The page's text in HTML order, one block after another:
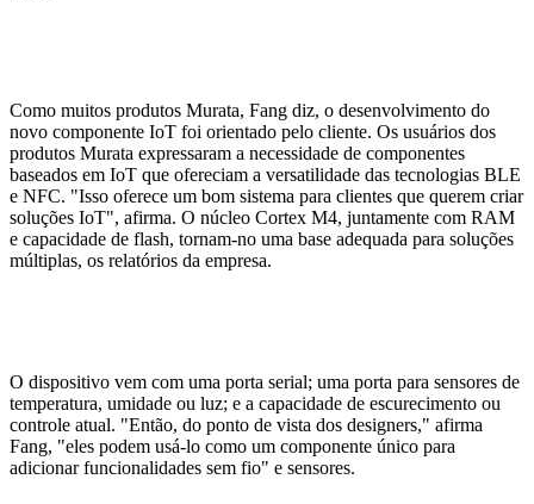
Como muitos produtos Murata, Fang diz, o desenvolvimento do
novo componente IoT foi orientado pelo cliente. Os usuários dos
produtos Murata expressaram a necessidade de componentes
baseados em IoT que ofereciam a versatilidade das tecnologias BLE
e NFC. "Isso oferece um bom sistema para clientes que querem criar
soluções IoT", afirma. O núcleo Cortex M4, juntamente com RAM
e capacidade de flash, tornam-no uma base adequada para soluções
múltiplas, os relatórios da empresa.
O dispositivo vem com uma porta serial; uma porta para sensores de
temperatura, umidade ou luz; e a capacidade de escurecimento ou
controle atual. "Então, do ponto de vista dos designers," afirma
Fang, "eles podem usá-lo como um componente único para
adicionar funcionalidades sem fio" e sensores.